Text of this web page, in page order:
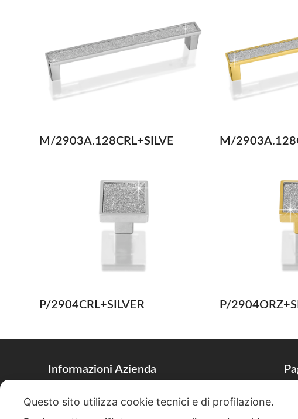
M/2903A.128CRL+SILVE M/
P/2904CRL+SILVER P/
Informazioni Azienda
Questo sito utilizza cookie tecnici e di profilazione.